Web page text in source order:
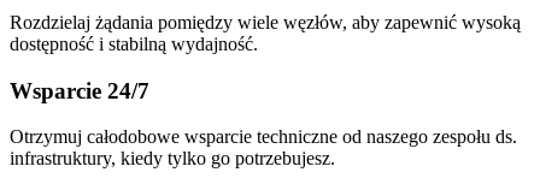
Rozdzielaj żądania pomiędzy wiele węzłów, aby zapewnić wysoką
dostępność i stabilną wydajność.
Wsparcie 24/7
Otrzymuj całodobowe wsparcie techniczne od naszego zespołu ds.
infrastruktury, kiedy tylko go potrzebujesz.